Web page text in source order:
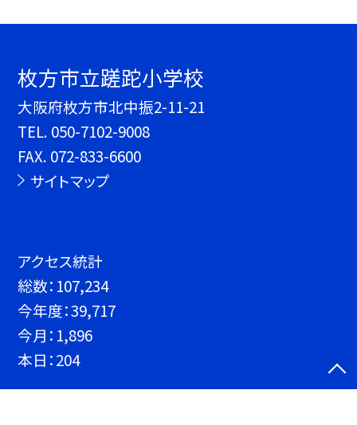
枚方市立蹉跎小学校
大阪府枚方市北中振2-11-21
TEL. 050-7102-9008
FAX. 072-833-6600
サイトマップ
アクセス統計
総数： 107,234
今年度：39,717
今月： 1,896
本日：204